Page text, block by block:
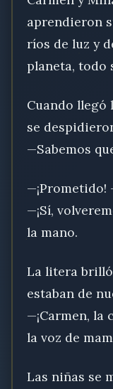
aprendieron
ríos de luz y
planeta, todo
Cuando llegó
se
—Sabemos
—¡Prometido!
—¡Sí,
la mano.
La litera
estaban de
—¡Carmen, la
la voz de
Las niñas se